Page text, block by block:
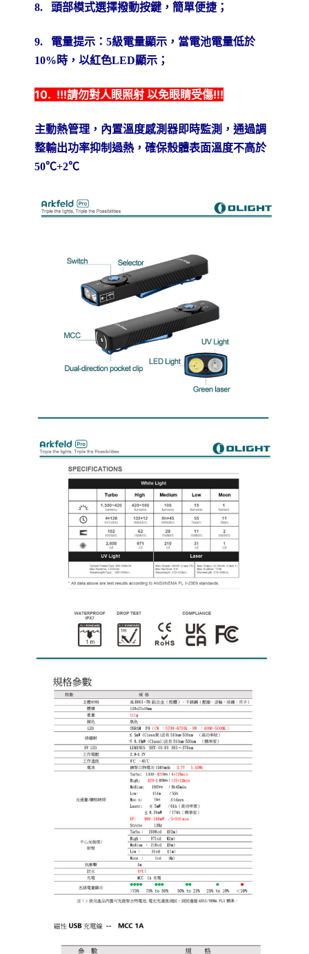
8. 頭部模式選擇撥動按鍵，簡單便捷；
9. 電量提示： 5級電量顯示，當電池電量低於
10% 時，以紅色LED顯示；
10. !!!請勿對人眼照射 以免眼睛受傷!!!
主動熱管理，內置溫度感測器即時監測，通過調
整輸出功率抑制過熱，確保殼體表面溫度不高於
50℃+2℃